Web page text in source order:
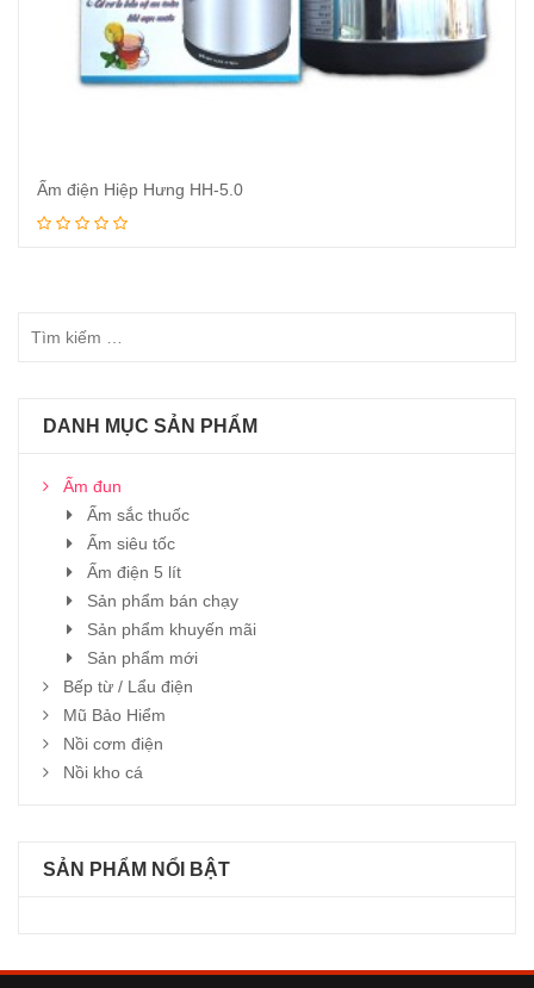
Ấm điện Hiệp Hưng HH-5.0
DANH MỤC SẢN PHẨM
Ấm đun
Ấm sắc thuốc
Ấm siêu tốc
Ấm điện 5 lít
Sản phẩm bán chạy
Sản phẩm khuyến mãi
Sản phẩm mới
Bếp từ / Lẩu điện
Mũ Bảo Hiểm
Nồi cơm điện
Nồi kho cá
SẢN PHẨM NỔI BẬT